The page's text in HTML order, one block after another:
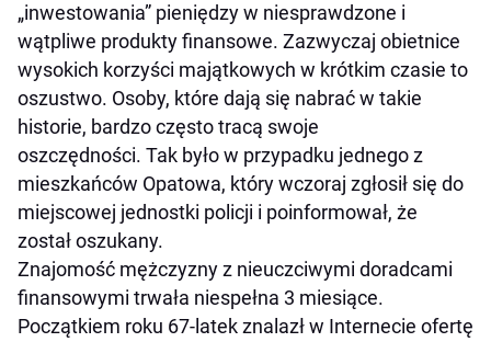
„inwestowania” pieniędzy w niesprawdzone i
wątpliwe produkty finansowe. Zazwyczaj obietnice
wysokich korzyści majątkowych w krótkim czasie to
oszustwo. Osoby, które dają się nabrać w takie
historie, bardzo często tracą swoje
oszczędności. Tak było w przypadku jednego z
mieszkańców Opatowa, który wczoraj zgłosił się do
miejscowej jednostki policji i poinformował, że
został oszukany.
Znajomość mężczyzny z nieuczciwymi doradcami
finansowymi trwała niespełna 3 miesiące.
Początkiem roku 67-latek znalazł w Internecie ofertę